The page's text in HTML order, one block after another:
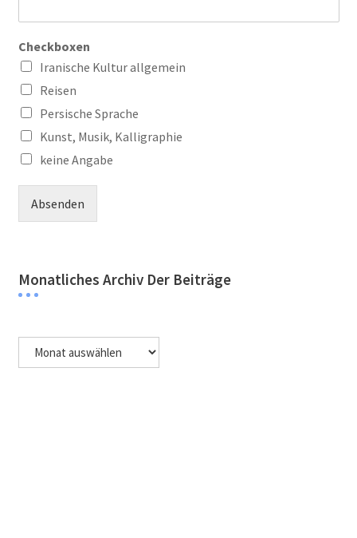
Checkboxen
Iranische Kultur allgemein
Reisen
Persische Sprache
Kunst, Musik, Kalligraphie
keine Angabe
Absenden
Monatliches Archiv Der Beiträge
Archiv
der